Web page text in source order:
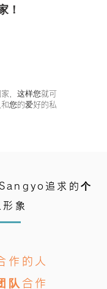
！
，这样您就可
和您的爱好的私
追求的个
形象
作的人
队合作